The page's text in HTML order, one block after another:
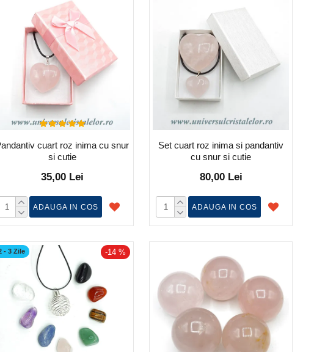
cuart roz inima cu snur
si cutie
35,00 Lei
ADAUGA IN COS
Set cuart roz inima si pandantiv
cu snur si cutie
80,00 Lei
ADAUGA IN COS
-14 %
- 3 Zile